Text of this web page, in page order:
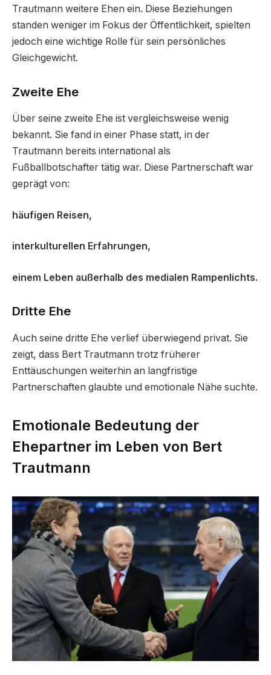
Trautmann weitere Ehen ein. Diese Beziehungen
standen weniger im Fokus der Öffentlichkeit, spielten
jedoch eine wichtige Rolle für sein persönliches
Gleichgewicht.
Zweite Ehe
Über seine zweite Ehe ist vergleichsweise wenig
bekannt. Sie fand in einer Phase statt, in der
Trautmann bereits international als
Fußballbotschafter tätig war. Diese Partnerschaft war
geprägt von:
häufigen Reisen,
interkulturellen Erfahrungen,
einem Leben außerhalb des medialen Rampenlichts.
Dritte Ehe
Auch seine dritte Ehe verlief überwiegend privat. Sie
zeigt, dass Bert Trautmann trotz früherer
Enttäuschungen weiterhin an langfristige
Partnerschaften glaubte und emotionale Nähe suchte.
Emotionale Bedeutung der
Ehepartner im Leben von Bert
Trautmann